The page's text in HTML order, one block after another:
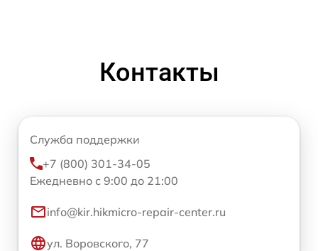
Контакты
Служба поддержки
+7 (800) 301-34-05
Ежедневно с 9:00 до 21:00
info@kir.hikmicro-repair-center.ru
ул. Воровского, 77